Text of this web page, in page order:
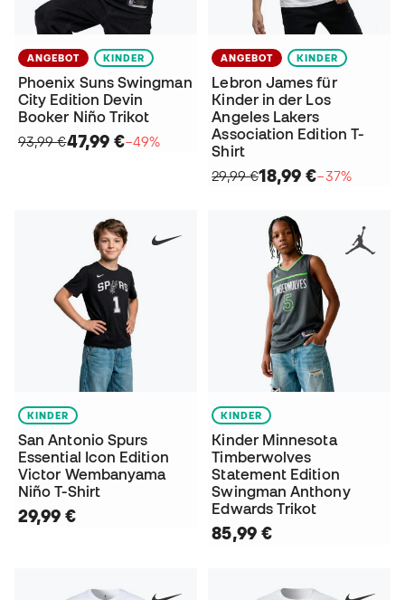
ANGEBOT KINDER
Phoenix Suns Swingman
City Edition Devin
Booker Niño Trikot
93,99 €47,99 €−49%
ANGEBOT KINDER
Lebron James für
Kinder in der Los
Angeles Lakers
Association Edition T-
Shirt
29,99 €18,99 €−37%
KINDER
San Antonio Spurs
Essential Icon Edition
Victor Wembanyama
Niño T-Shirt
29,99 €
KINDER
Kinder Minnesota
Timberwolves
Statement Edition
Swingman Anthony
Edwards Trikot
85,99 €